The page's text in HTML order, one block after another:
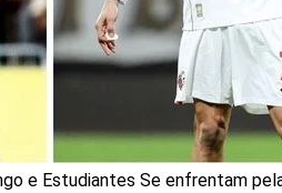
e Estudiantes Se enfrentam